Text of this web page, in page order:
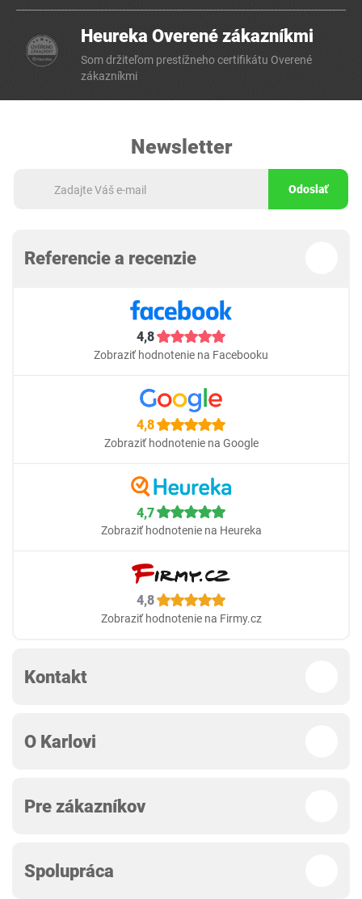
Heureka Overené zákazníkmi
Som držiteľom prestížneho certifikátu Overené
zákazníkmi
Newsletter
Odoslať
Referencie a recenzie
4,8
Zobraziť hodnotenie na Facebooku
4,8
Zobraziť hodnotenie na Google
4,7
Zobraziť hodnotenie na Heureka
4,8
Zobraziť hodnotenie na Firmy.cz
Kontakt
O Karlovi
Pre zákazníkov
Spolupráca